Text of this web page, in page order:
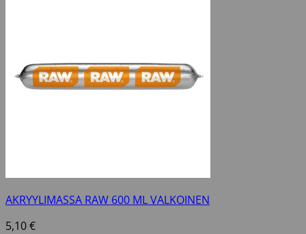
AKRYYLIMASSA RAW 600 ML VALKOINEN
5,10€